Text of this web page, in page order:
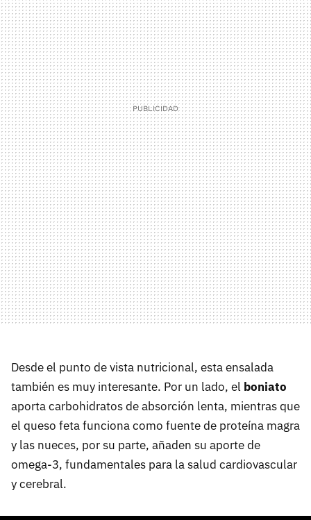
Desde el punto de vista nutricional, esta ensalada
también es muy interesante. Por un lado, el boniato
aporta carbohidratos de absorción lenta, mientras que
el queso feta funciona como fuente de proteína magra
y las nueces, por su parte, añaden su aporte de
omega-3, fundamentales para la salud cardiovascular
y cerebral.